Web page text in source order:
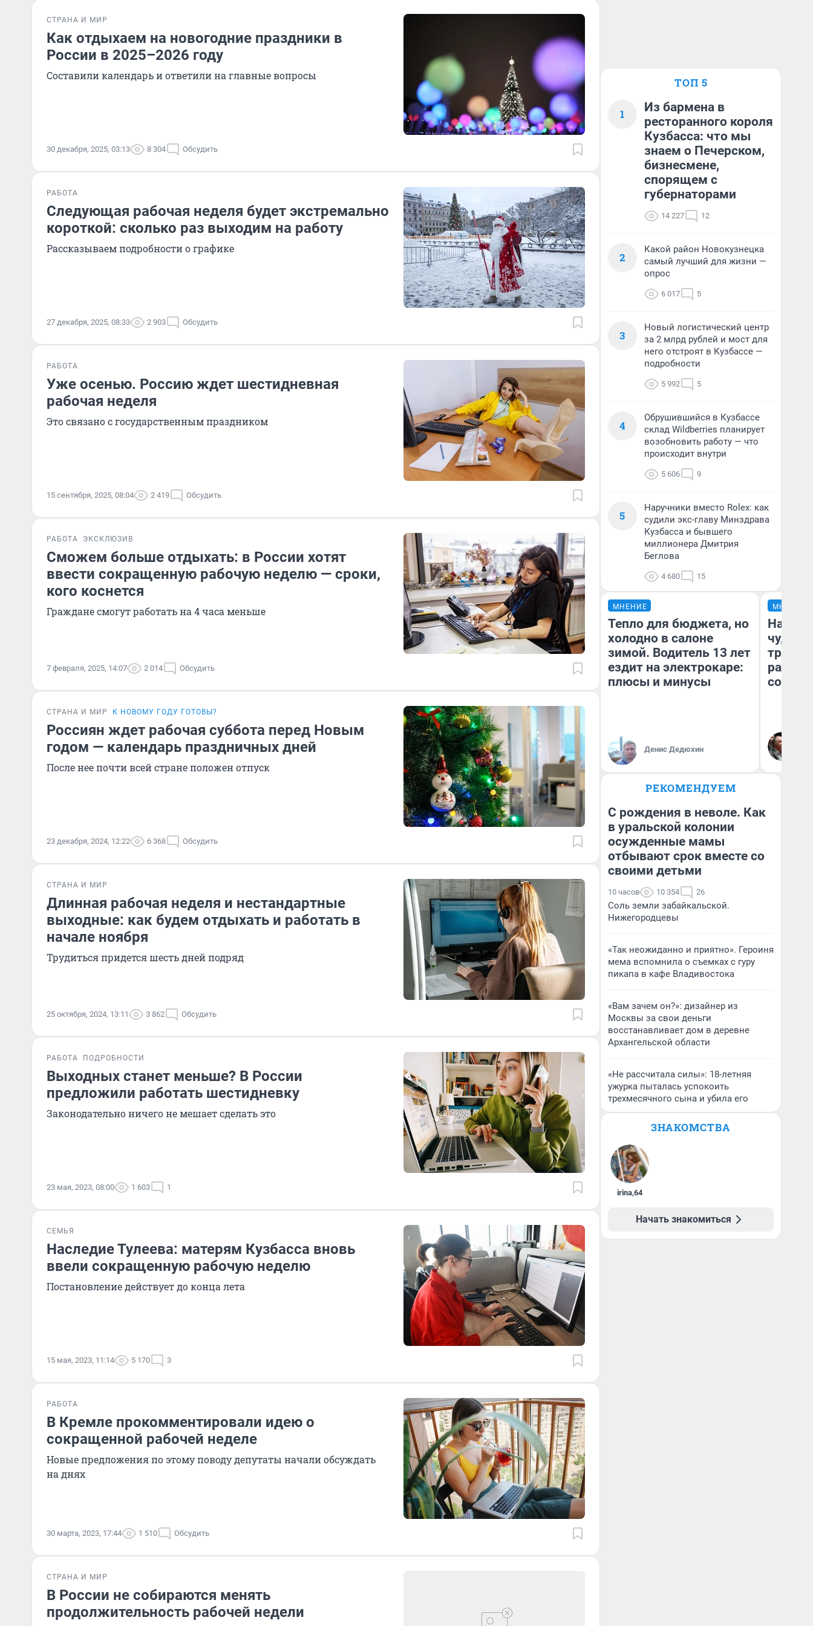
СТРАНА И МИР
Как отдыхаем на новогодние праздники в
России в 2025–2026 году
Составили календарь и ответили на главные вопросы
30 декабря, 2025, 03:13 8 304 Обсудить
РАБОТА
Следующая рабочая неделя будет экстремально
короткой: сколько раз выходим на работу
Рассказываем подробности о графике
27 декабря, 2025, 08:33 2 903 Обсудить
РАБОТА
Уже осенью. Россию ждет шестидневная
рабочая неделя
Это связано с государственным праздником
15 сентября, 2025, 08:04 2 419 Обсудить
РАБОТА ЭКСКЛЮЗИВ
Сможем больше отдыхать: в России хотят
ввести сокращенную рабочую неделю — сроки,
кого коснется
Граждане смогут работать на 4 часа меньше
7 февраля, 2025, 14:07 2 014 Обсудить
СТРАНА И МИР К НОВОМУ ГОДУ ГОТОВЫ?
Россиян ждет рабочая суббота перед Новым
годом — календарь праздничных дней
После нее почти всей стране положен отпуск
23 декабря, 2024, 12:22 6 368 Обсудить
СТРАНА И МИР
Длинная рабочая неделя и нестандартные
выходные: как будем отдыхать и работать в
начале ноября
Трудиться придется шесть дней подряд
25 октября, 2024, 13:11 3 862 Обсудить
РАБОТА ПОДРОБНОСТИ
Выходных станет меньше? В России
предложили работать шестидневку
Законодательно ничего не мешает сделать это
23 мая, 2023, 08:00 1 603 1
СЕМЬЯ
Наследие Тулеева: матерям Кузбасса вновь
ввели сокращенную рабочую неделю
Постановление действует до конца лета
15 мая, 2023, 11:14 5 170 3
РАБОТА
В Кремле прокомментировали идею о
сокращенной рабочей неделе
Новые предложения по этому поводу депутаты начали обсуждать
на днях
30 марта, 2023, 17:44 1 510 Обсудить
СТРАНА И МИР
В России не собираются менять
продолжительность рабочей недели
ТОП 5
1
Из бармена в
ресторанного короля
Кузбасса: что мы
знаем о Печерском,
бизнесмене,
спорящем с
губернаторами
14 227 12
2
Какой район Новокузнецка
самый лучший для жизни —
опрос
6 017 5
3
Новый логистический центр
за 2 млрд рублей и мост для
него отстроят в Кузбассе —
подробности
5 992 5
4
Обрушившийся в Кузбассе
склад Wildberries планирует
возобновить работу — что
происходит внутри
5 606 9
5
Наручники вместо Rolex: как
судили экс-главу Минздрава
Кузбасса и бывшего
миллионера Дмитрия
Беглова
4 680 15
МНЕНИЕ
Тепло для бюджета, но
холодно в салоне
зимой. Водитель 13 лет
ездит на электрокаре:
плюсы и минусы
Денис Дедюхин
МНЕНИЕ
чудом
РЕКОМЕНДУЕМ
С рождения в неволе. Как
в уральской колонии
осужденные мамы
отбывают срок вместе со
своими детьми
10 часов 10 354 26
Соль земли забайкальской.
Нижегородцевы
«Так неожиданно и приятно». Героиня
мема вспомнила о съемках с гуру
пикапа в кафе Владивостока
«Вам зачем он?»: дизайнер из
Москвы за свои деньги
восстанавливает дом в деревне
Архангельской области
«Не рассчитала силы»: 18-летняя
ужурка пыталась успокоить
трехмесячного сына и убила его
ЗНАКОМСТВА
irina,64
Начать знакомиться